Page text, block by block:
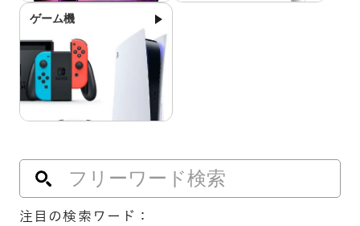
ゲーム機
注目の検索ワード：